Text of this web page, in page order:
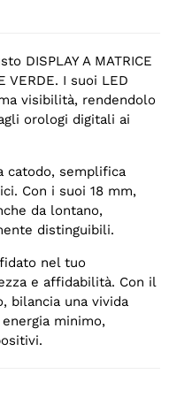
DISPLAY A MATRICE
VERDE. I suoi LED
visibilità, rendendolo
orologi digitali ai
catodo, semplifica
Con i suoi 18 mm,
da lontano,
distinguibili.
nel tuo
e affidabilità. Con il
bilancia una vivida
minimo,